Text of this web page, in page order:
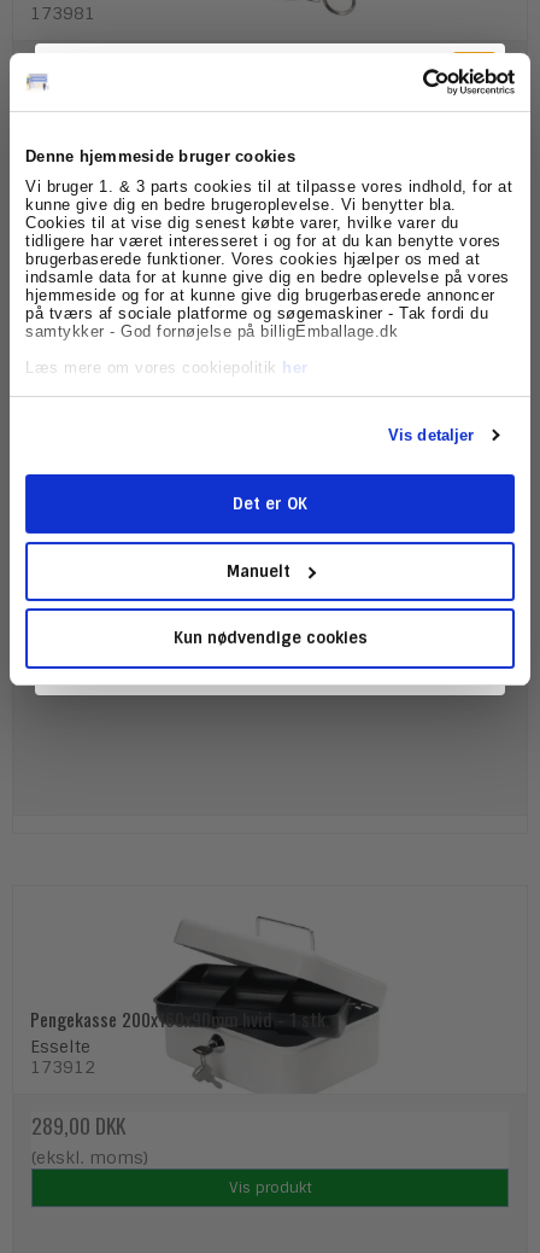
Denne hjemmeside bruger cookies
Vi bruger 1. & 3 parts cookies til at tilpasse vores indhold, for at
kunne give dig en bedre brugeroplevelse. Vi benytter bla.
Cookies til at vise dig senest købte varer, hvilke varer du
tidligere har været interesseret i og for at du kan benytte vores
brugerbaserede funktioner. Vores cookies hjælper os med at
indsamle data for at kunne give dig en bedre oplevelse på vores
hjemmeside og for at kunne give dig brugerbaserede annoncer
på tværs af sociale platforme og søgemaskiner - Tak fordi du
samtykker - God fornøjelse på billigEmballage.dk
Læs mere om vores cookiepolitik
her
Vis detaljer
Det er OK
Manuelt
Kun nødvendige cookies
173981
300,00 DKK
Nøgleskilt plast sort - 10 stk
173982
Vis produkt
Pengekasse 200x160x90mm hvid - 1 stk.
Esselte
173912
289,00 DKK
(ekskl. moms)
Vis produkt
Tilmeld dig
nyhedsbrevet
Få skarpe tilbud, nyheder og eksklusive
kundefordele, direkte i din indbakke.
Tilmeld